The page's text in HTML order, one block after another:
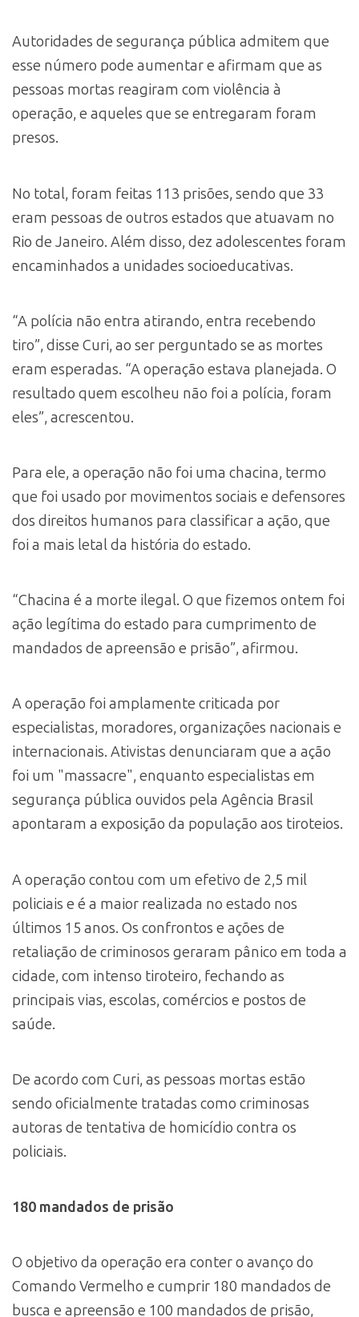
Autoridades de segurança pública admitem que
esse número pode aumentar e afirmam que as
pessoas mortas reagiram com violência à
operação, e aqueles que se entregaram foram
presos.
No total, foram feitas 113 prisões, sendo que 33
eram pessoas de outros estados que atuavam no
Rio de Janeiro. Além disso, dez adolescentes foram
encaminhados a unidades socioeducativas.
“A polícia não entra atirando, entra recebendo
tiro”, disse Curi, ao ser perguntado se as mortes
eram esperadas. “A operação estava planejada. O
resultado quem escolheu não foi a polícia, foram
eles”, acrescentou.
Para ele, a operação não foi uma chacina, termo
que foi usado por movimentos sociais e defensores
dos direitos humanos para classificar a ação, que
foi a mais letal da história do estado.
“Chacina é a morte ilegal. O que fizemos ontem foi
ação legítima do estado para cumprimento de
mandados de apreensão e prisão”, afirmou.
A operação foi amplamente criticada por
especialistas, moradores, organizações nacionais e
internacionais. Ativistas denunciaram que a ação
foi um "massacre", enquanto especialistas em
segurança pública ouvidos pela Agência Brasil
apontaram a exposição da população aos tiroteios.
A operação contou com um efetivo de 2,5 mil
policiais e é a maior realizada no estado nos
últimos 15 anos. Os confrontos e ações de
retaliação de criminosos geraram pânico em toda a
cidade, com intenso tiroteiro, fechando as
principais vias, escolas, comércios e postos de
saúde.
De acordo com Curi, as pessoas mortas estão
sendo oficialmente tratadas como criminosas
autoras de tentativa de homicídio contra os
policiais.
180 mandados de prisão
O objetivo da operação era conter o avanço do
Comando Vermelho e cumprir 180 mandados de
busca e apreensão e 100 mandados de prisão,